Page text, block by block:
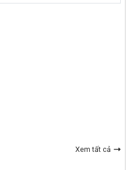
Xem tất cả